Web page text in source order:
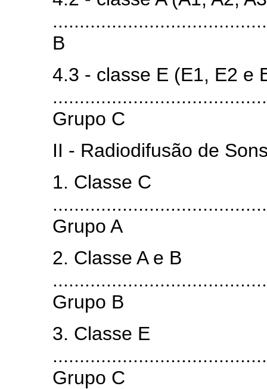
B
4.3 - classe E (E1, E2 e
Grupo C
II - Radiodifusão de
1. Classe C
Grupo A
2. Classe A e B
Grupo B
3. Classe E
Grupo C